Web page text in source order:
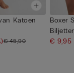
Katoen
€ 45,90
Boxer
€ 9,95